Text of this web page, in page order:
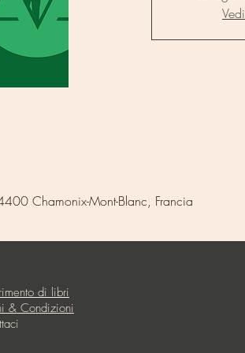
Chamonix-Mont-Blanc, Francia
di libri
& Condizioni